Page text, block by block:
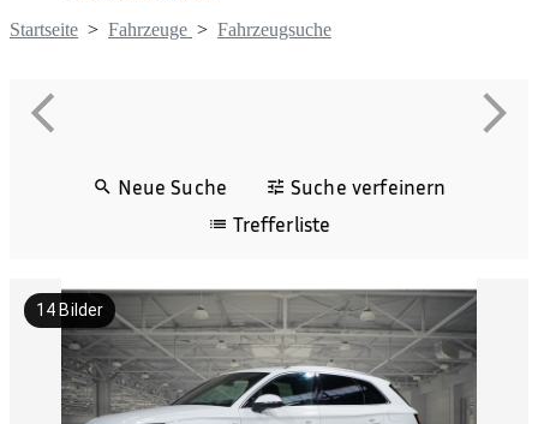
Startseite > Fahrzeuge > Fahrzeugsuche
Neue Suche
Suche verfeinern
Trefferliste
14 Bilder